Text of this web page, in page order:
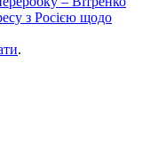
з Росією щодо
.